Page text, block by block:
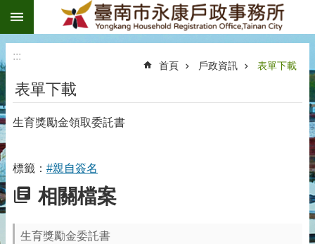
跳到主要內容區塊
:::
首頁 戶政資訊 表單下載
表單下載
生育獎勵金領取委託書
標籤： #親自簽名
相關檔案
生育獎勵金委託書